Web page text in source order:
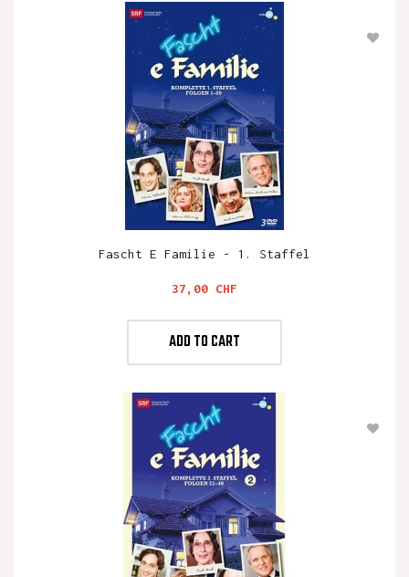
Fascht E Familie - 1. Staffel
Preis
37,00 CHF
ADD TO CART